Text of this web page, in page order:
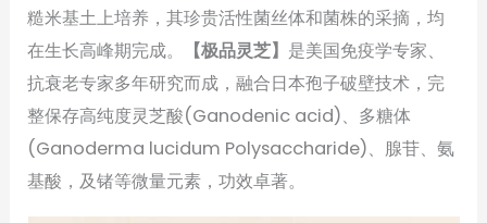
糙米基土上培养，其珍贵活性菌丝体和菌株的采摘，均
在生长高峰期完成。
【极品灵芝】 是美国免疫学专家、
抗衰老专家多年研究而成，融合日本孢子破壁技术，完
整保存高纯度灵芝酸(Ganodenic acid)、多糖体
(Ganoderma lucidum Polysaccharide)、腺苷、氨
基酸，及锗等微量元素，功效卓著。